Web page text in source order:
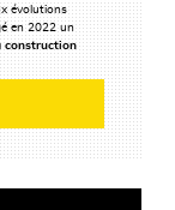
évolutions
en 2022 un
construction